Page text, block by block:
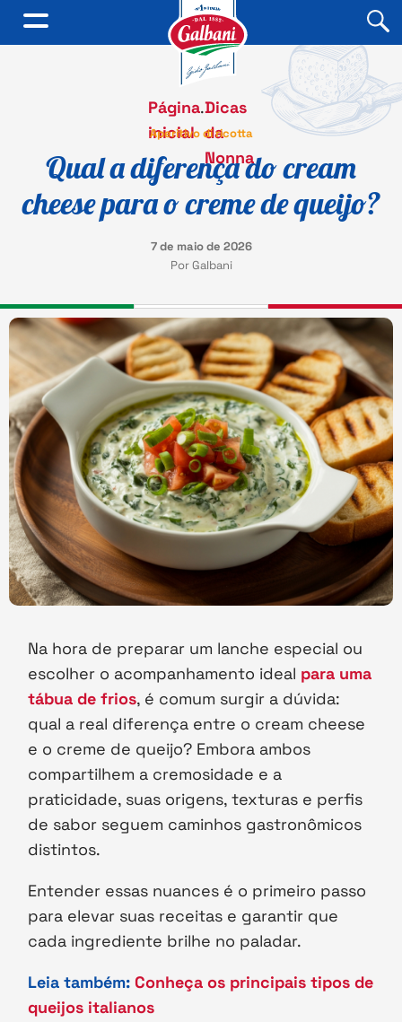
Página
inicial
.Dicas
da
Nonna
Aperitivo di ricotta
Qual a diferença do cream
cheese para o creme de queijo?
7 de maio de 2026
Por Galbani
Na hora de preparar um lanche especial ou
escolher o acompanhamento ideal para uma
tábua de frios, é comum surgir a dúvida:
qual a real diferença entre o cream cheese
e o creme de queijo? Embora ambos
compartilhem a cremosidade e a
praticidade, suas origens, texturas e perfis
de sabor seguem caminhos gastronômicos
distintos.
Entender essas nuances é o primeiro passo
para elevar suas receitas e garantir que
cada ingrediente brilhe no paladar.
Leia também: Conheça os principais tipos de
queijos italianos